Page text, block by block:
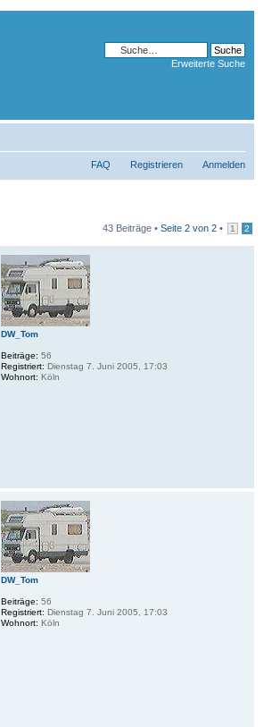
Erweiterte Suche
FAQ Registrieren Anmelden
43 Beiträge • Seite 2 von 2 • 1 2
DW_Tom
Beiträge: 56
Registriert: Dienstag 7. Juni 2005, 17:03
Wohnort: Köln
DW_Tom
Beiträge: 56
Registriert: Dienstag 7. Juni 2005, 17:03
Wohnort: Köln